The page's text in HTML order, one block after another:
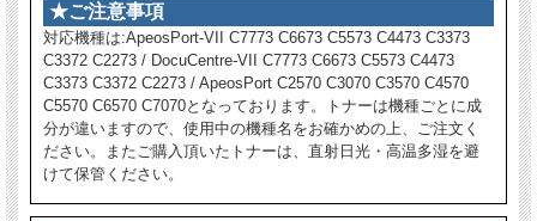
★ご注意事項
対応機種は:ApeosPort-VII C7773 C6673 C5573 C4473 C3373
C3372 C2273 / DocuCentre-VII C7773 C6673 C5573 C4473
C3373 C3372 C2273 / ApeosPort C2570 C3070 C3570 C4570
C5570 C6570 C7070となっております。トナーは機種ごとに成
分が違いますので、使用中の機種名をお確かめの上、ご注文く
ださい。またご購入頂いたトナーは、直射日光・高温多湿を避
けて保管ください。